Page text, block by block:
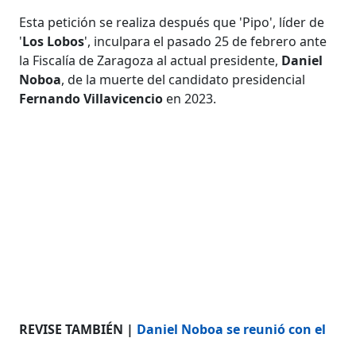
Esta petición se realiza después que 'Pipo', líder de
'Los Lobos', inculpara el pasado 25 de febrero ante
la Fiscalía de Zaragoza al actual presidente, Daniel
Noboa, de la muerte del candidato presidencial
Fernando Villavicencio en 2023.
REVISE TAMBIÉN | Daniel Noboa se reunió con el